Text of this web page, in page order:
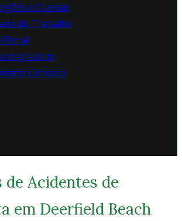
e Quedas
do Trabalho
Penal
Imigratório
Conosco
de Acidentes de
em Deerfield Beach